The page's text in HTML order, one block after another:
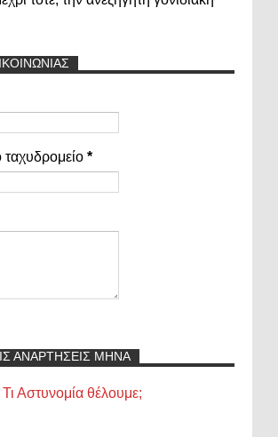
ταχυδρομείο *
ΑΝΑΡΤΗΣΕΙΣ ΜΗΝΑ
Τι Αστυνομία θέλουμε;